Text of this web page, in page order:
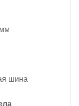
шина